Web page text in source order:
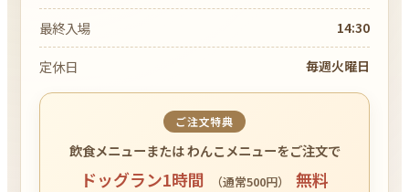
最終入場 14:30
定休日 毎週火曜日
ご注文特典
飲食メニューまたはわんこメニューをご注文で
ドッグラン1時間 （通常500円） 無料